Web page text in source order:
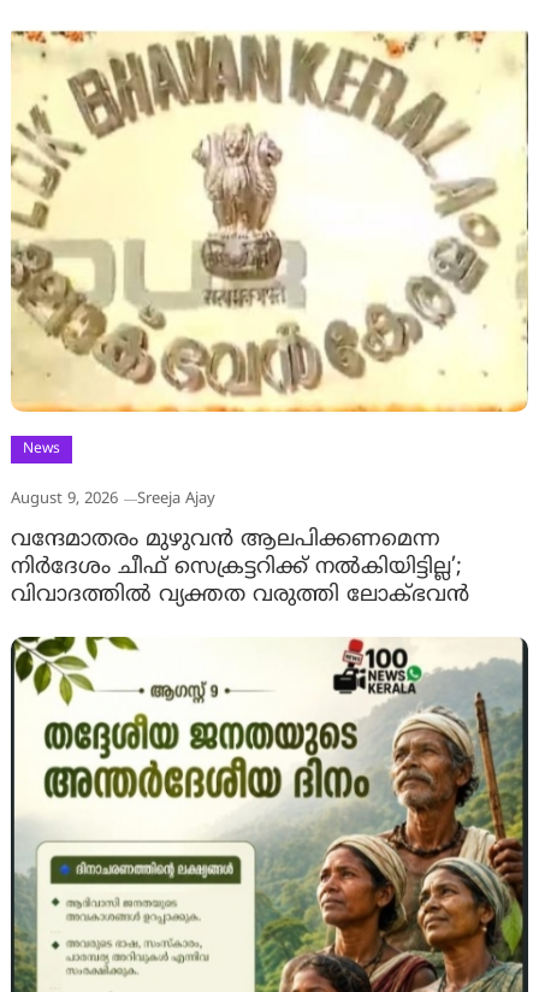
News
August 9, 2026 Sreeja Ajay
വന്ദേമാതരം മുഴുവൻ ആലപിക്കണമെന്ന
നിർദേശം ചീഫ് സെക്രട്ടറിക്ക് നൽകിയിട്ടില്ല’;
വിവാദത്തിൽ വ്യക്തത വരുത്തി ലോക്ഭവൻ